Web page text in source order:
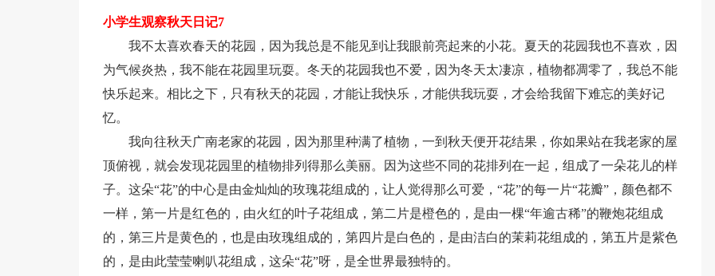
小学生观察秋天日记7
我不太喜欢春天的花园，因为我总是不能见到让我眼前亮起来的小花。夏天的花园我也不喜欢，因
为气候炎热，我不能在花园里玩耍。冬天的花园我也不爱，因为冬天太凄凉，植物都凋零了，我总不能
快乐起来。相比之下，只有秋天的花园，才能让我快乐，才能供我玩耍，才会给我留下难忘的美好记
忆。
我向往秋天广南老家的花园，因为那里种满了植物，一到秋天便开花结果，你如果站在我老家的屋
顶俯视，就会发现花园里的植物排列得那么美丽。因为这些不同的花排列在一起，组成了一朵花儿的样
子。这朵“花”的中心是由金灿灿的玫瑰花组成的，让人觉得那么可爱，“花”的每一片“花瓣”，颜色都不
一样，第一片是红色的，由火红的叶子花组成，第二片是橙色的，是由一棵“年逾古稀”的鞭炮花组成
的，第三片是黄色的，也是由玫瑰组成的，第四片是白色的，是由洁白的茉莉花组成的，第五片是紫色
的，是由此莹莹喇叭花组成，这朵“花”呀，是全世界最独特的。